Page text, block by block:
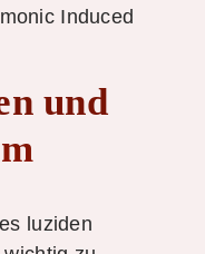
Induced
und
luziden